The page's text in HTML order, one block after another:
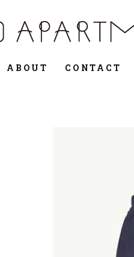
ABOUT CONTACT